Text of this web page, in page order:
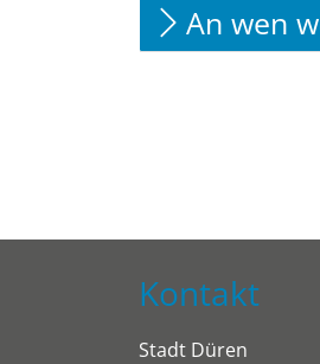
An wen
Kontakt
Stadt Düren